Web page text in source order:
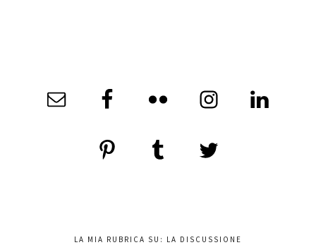
LA MIA RUBRICA SU: LA DISCUSSIONE